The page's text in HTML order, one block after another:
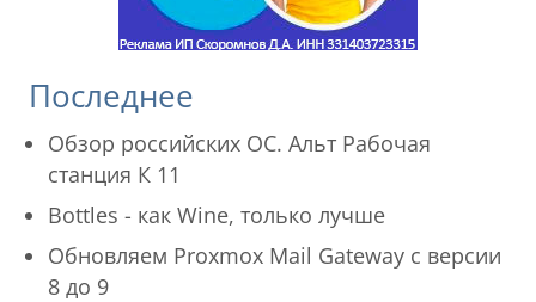
Последнее
Обзор российских ОС. Альт Рабочая
станция К 11
Bottles - как Wine, только лучше
Обновляем Proxmox Mail Gateway с версии
8 до 9